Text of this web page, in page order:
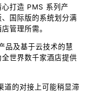
打造 PMS 系列产
国际版的系统划分满
管理所需。
品及基于云技术的慧
世界数千家酒店提供
道的对接上可能稍显滞